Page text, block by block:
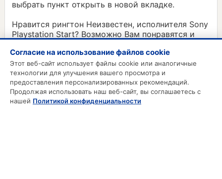
выбрать пункт открыть в новой вкладке.
Нравится рингтон Неизвестен, исполнителя Sony
Playstation Start? Возможно Вам понравятся и
Sony Xperia X10 3D Sms
MP3 РИНГТОНЫ
Согласие на использование файлов cookie
Этот веб-сайт использует файлы cookie или аналогичные
технологии для улучшения вашего просмотра и
предоставления персонализированных рекомендаций.
Продолжая использовать наш веб-сайт, вы соглашаетесь с
нашей Политикой конфиденциальности